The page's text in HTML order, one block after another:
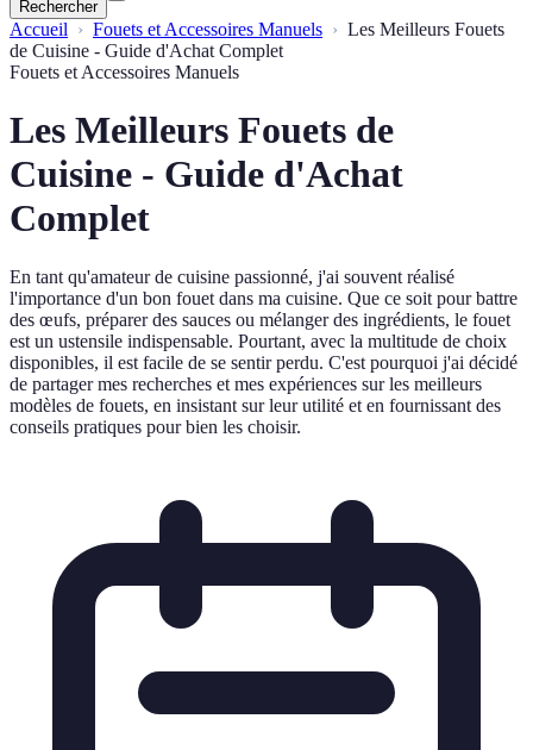
Rechercher
Accueil Fouets et Accessoires Manuels
Les Meilleurs Fouets
de Cuisine - Guide d'Achat Complet
Fouets et Accessoires Manuels
Les Meilleurs Fouets de
Cuisine - Guide d'Achat
Complet
En tant qu'amateur de cuisine passionné, j'ai souvent réalisé
l'importance d'un bon fouet dans ma cuisine. Que ce soit pour battre
des œufs, préparer des sauces ou mélanger des ingrédients, le fouet
est un ustensile indispensable. Pourtant, avec la multitude de choix
disponibles, il est facile de se sentir perdu. C'est pourquoi j'ai décidé
de partager mes recherches et mes expériences sur les meilleurs
modèles de fouets, en insistant sur leur utilité et en fournissant des
conseils pratiques pour bien les choisir.